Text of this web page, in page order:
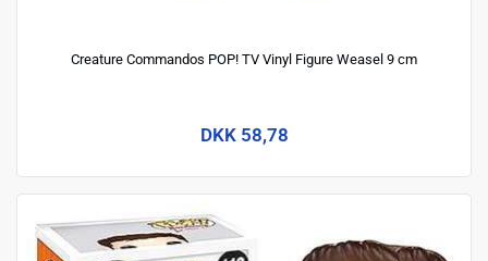
Creature Commandos POP! TV Vinyl Figure Weasel 9 cm
DKK 58,78